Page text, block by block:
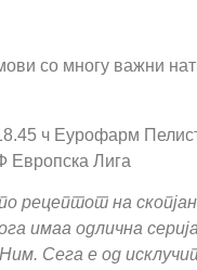
со многу важни
ч Еурофарм
Европска Лига
рецептот на
имаа одлична серија
Ним. Сега е од